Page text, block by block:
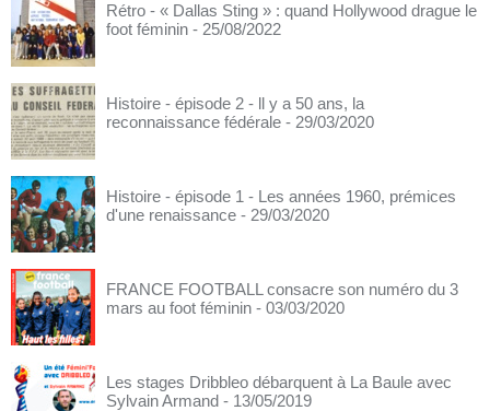
Rétro - « Dallas Sting » : quand Hollywood drague le
foot féminin - 25/08/2022
Histoire - épisode 2 - ll y a 50 ans, la
reconnaissance fédérale - 29/03/2020
Histoire - épisode 1 - Les années 1960, prémices
d'une renaissance - 29/03/2020
FRANCE FOOTBALL consacre son numéro du 3
mars au foot féminin - 03/03/2020
Les stages Dribbleo débarquent à La Baule avec
Sylvain Armand - 13/05/2019